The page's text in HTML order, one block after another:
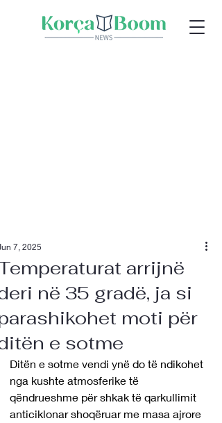
arrijnë
në 35 gradë, ja si
moti për
e sotme
7, 2025
Ditën e sotme vendi ynë do të ndikohet
nga kushte atmosferike të
qëndrueshme për shkak të qarkullimit
anticiklonar shoqëruar me masa ajrore